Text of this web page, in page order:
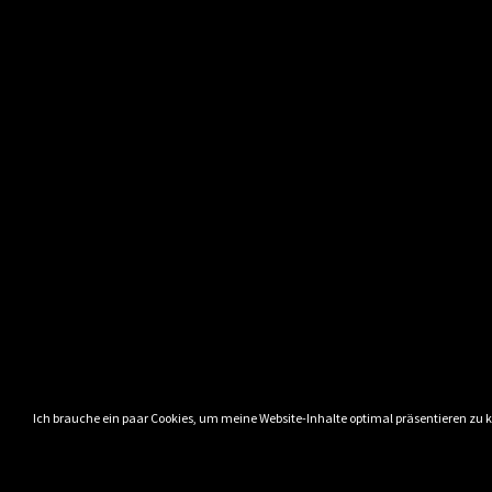
Ich brauche ein paar Cookies, um meine Website-Inhalte optimal präsentieren zu